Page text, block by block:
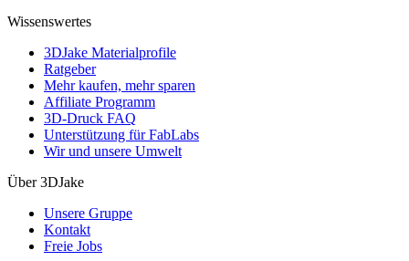
Wissenswertes
3DJake Materialprofile
Ratgeber
Mehr kaufen, mehr sparen
Affiliate Programm
3D-Druck FAQ
Unterstützung für FabLabs
Wir und unsere Umwelt
Über 3DJake
Unsere Gruppe
Kontakt
Freie Jobs